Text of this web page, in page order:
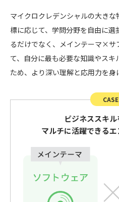
マイクロクレデンシャルの大き
標に応じて、学問分野を自由に
るだけでなく、メインテーマ×サ
て、自分に最も必要な知識やス
ため、より深い理解と応用力を身
ビジネススキ
マルチに活躍できる